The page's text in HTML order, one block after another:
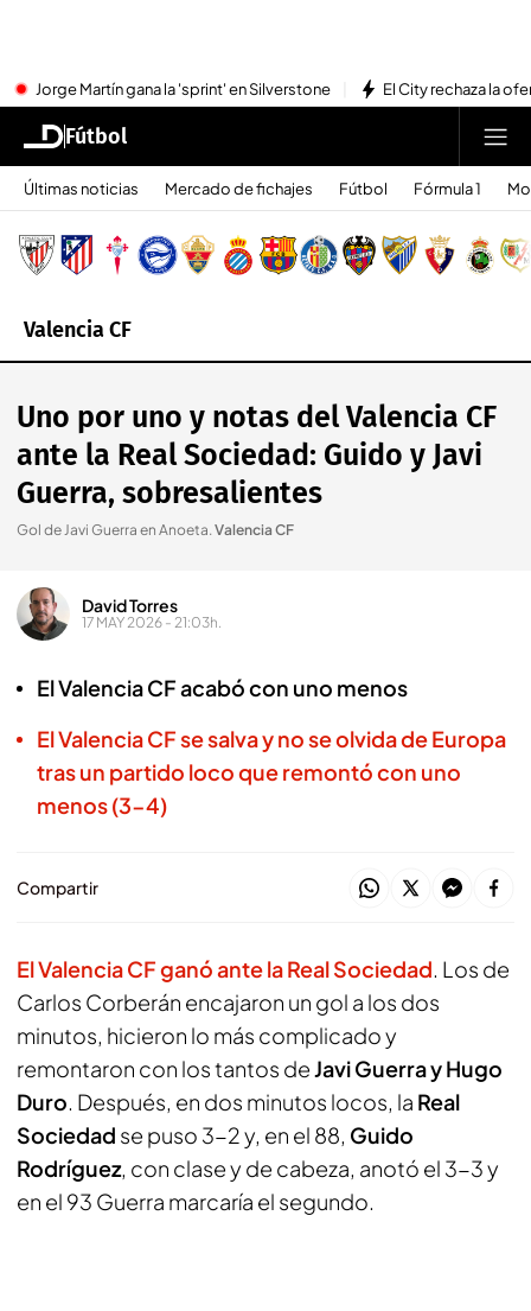
Jorge Martín gana la 'sprint' en Silverstone El City rechaza la
Fútbol
Últimas noticias Mercado de fichajes Fútbol Fórmula 1
Valencia CF
Uno por uno y notas del Valencia CF
ante la Real Sociedad: Guido y Javi
Guerra, sobresalientes
Gol de Javi Guerra en Anoeta.Valencia CF
David Torres
17 MAY 2026 - 21:03h.
El Valencia CF acabó con uno menos
El Valencia CF se salva y no se olvida de Europa
tras un partido loco que remontó con uno
menos (3-4)
Compartir
ElValencia CF ganó ante la Real Sociedad. Los de
Carlos Corberán encajaron un gol a los dos
minutos, hicieron lo más complicado y
remontaron con los tantos deJavi Guerra y Hugo
Duro. Después, en dos minutos locos, la Real
Sociedad se puso 3-2 y, en el 88, Guido
Rodríguez, con clase y de cabeza, anotó el 3-3 y
en el 93 Guerra marcaría el segundo.